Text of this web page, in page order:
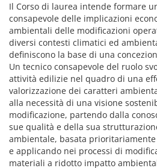
Il Corso di laurea intende formare
consapevole delle implicazioni
ambientali delle modificazioni
diversi contesti climatici ed
definiscono la base di una
Un tecnico consapevole del ruolo
attività edilizie nel quadro di una
valorizzazione dei caratteri
alla necessità di una visione
modificazione, partendo dalla
sue qualità e della sua
ambientale, basata
e applicando nei processi di
materiali a ridotto impatto